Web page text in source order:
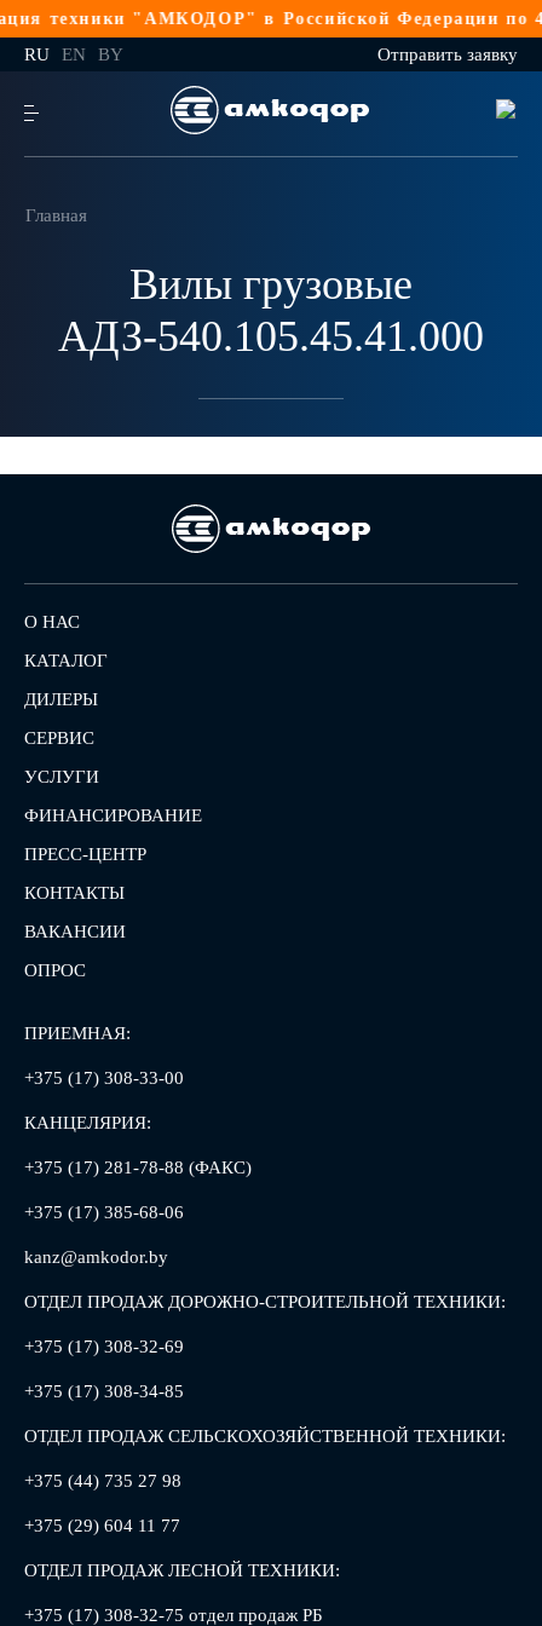
техники "АМКОДОР" в Российской Федерации по
RU EN BY Отправить заявку
Главная
Вилы грузовые
АДЗ-540.105.45.41.000
О НАС
КАТАЛОГ
ДИЛЕРЫ
СЕРВИС
УСЛУГИ
ФИНАНСИРОВАНИЕ
ПРЕСС-ЦЕНТР
КОНТАКТЫ
ВАКАНСИИ
ОПРОС
ПРИЕМНАЯ:
+375 (17) 308-33-00
КАНЦЕЛЯРИЯ:
+375 (17) 281-78-88 (ФАКС)
+375 (17) 385-68-06
kanz@amkodor.by
ОТДЕЛ ПРОДАЖ ДОРОЖНО-СТРОИТЕЛЬНОЙ ТЕХНИКИ:
+375 (17) 308-32-69
+375 (17) 308-34-85
ОТДЕЛ ПРОДАЖ СЕЛЬСКОХОЗЯЙСТВЕННОЙ ТЕХНИКИ:
+375 (44) 735 27 98
+375 (29) 604 11 77
ОТДЕЛ ПРОДАЖ ЛЕСНОЙ ТЕХНИКИ:
+375 (17) 308-32-75 отдел продаж РБ